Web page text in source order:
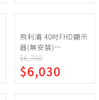
飛利浦 40吋FHD顯示
器(無安裝)
【40PFH5704】
$6,700
$6,030